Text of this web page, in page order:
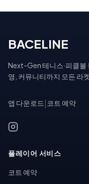
BACELINE
Next-Gen 테니스·피클볼
영, 커뮤니티까지 모든 라
앱 다운로드 코트 예약
플레이어 서비스
코트 예약